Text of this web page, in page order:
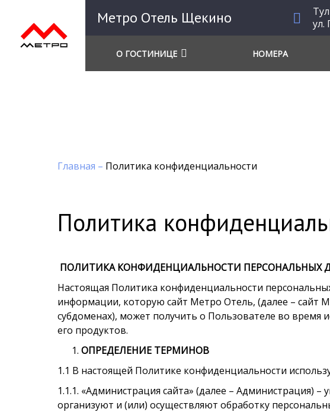
Метро Отель Щекино
ул.
О ГОСТИНИЦЕ НОМЕРА
Главная – Политика конфиденциальности
Политика
ПОЛИТИКА КОНФИДЕНЦИАЛЬНОСТИ ПЕРСОНАЛЬНЫХ
Настоящая Политика конфиденциальности
информации, которую сайт Метро Отель, (далее –
субдоменах), может получить о Пользователе во время
его продуктов.
ОПРЕДЕЛЕНИЕ ТЕРМИНОВ
1.1 В настоящей Политике конфиденциальности
1.1.1. «Администрация сайта» (далее – Администрация)
организуют и (или) осуществляют обработку